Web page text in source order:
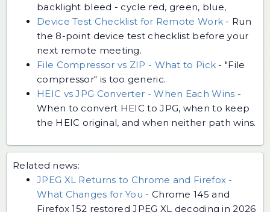
backlight bleed - cycle red, green, blue,
Device Test Checklist for Remote Work - Run
the 8-point device test checklist before your
next remote meeting.
File Compressor vs ZIP - What to Pick -"File
compressor" is too generic.
HEIC vs JPG Converter - When Each Wins -
When to convert HEIC to JPG, when to keep
the HEIC original, and when neither path wins.
Related news:
JPEG XL Returns to Chrome and Firefox -
What Changes for You - Chrome 145 and
Firefox 152 restored JPEG XL decoding in 2026